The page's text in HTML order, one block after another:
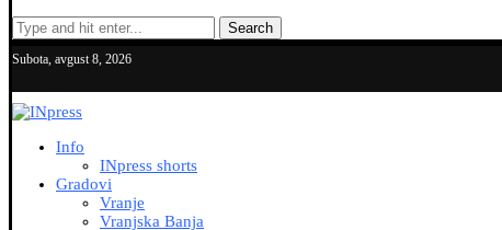
Search
Subota, avgust 8, 2026
Info
INpress shorts
Gradovi
Vranje
Vranjska Banja